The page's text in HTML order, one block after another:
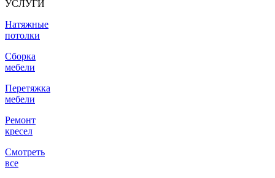
УСЛУГИ
Натяжные
потолки
Сборка
мебели
Перетяжка
мебели
Ремонт
кресел
Смотреть
все